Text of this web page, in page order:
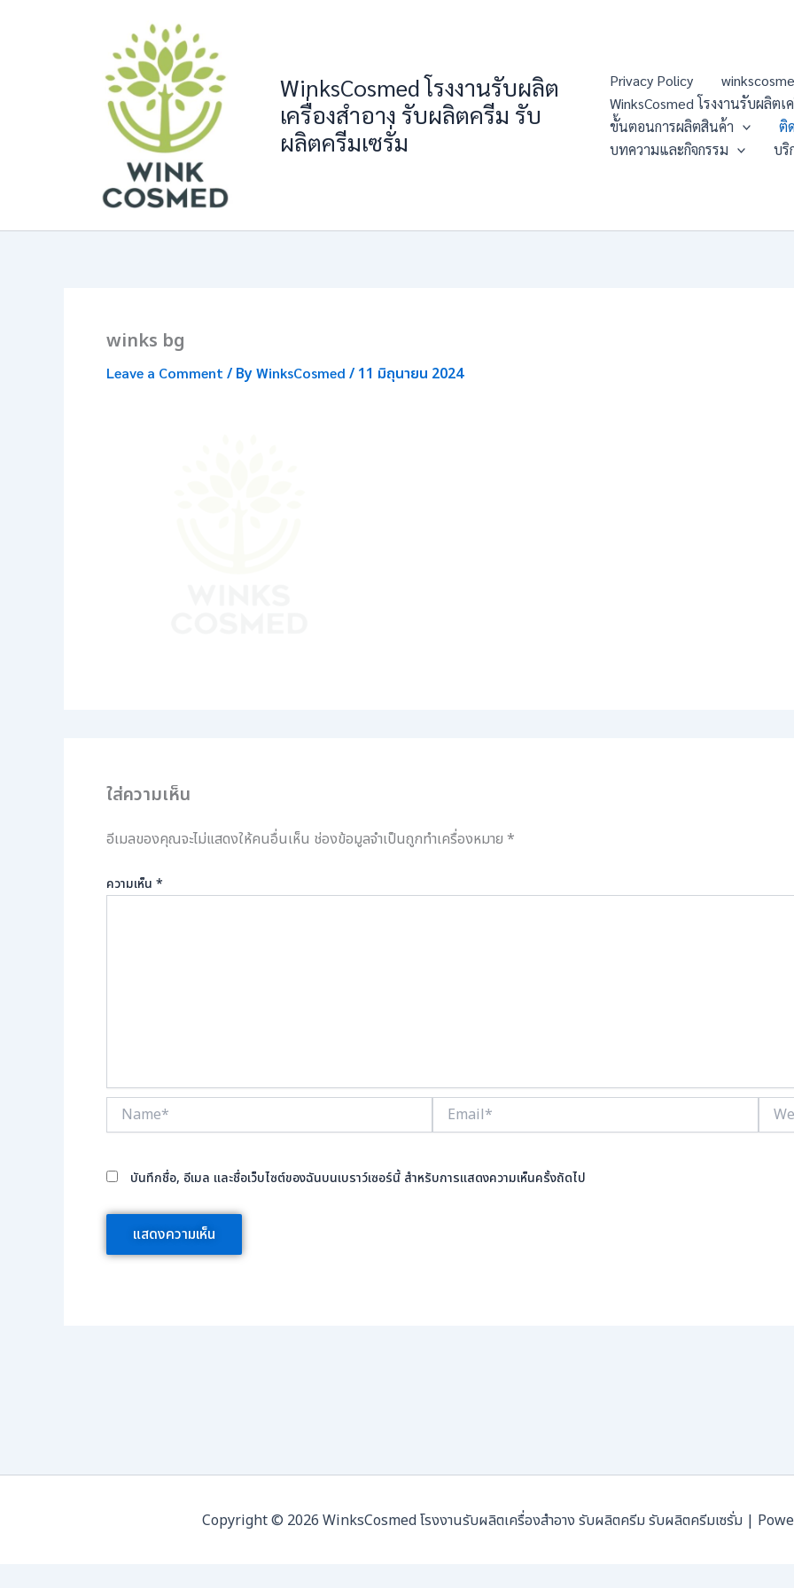
WinksCosmed โรงงานรับผลิต
เครื่องสำอาง รับผลิตครีม รับ
ผลิตครีมเซรั่ม
Privacy Policy
WinksCosmed โรงงานรับผลิต
ขั้นตอนการผลิตสินค้า
ติ
บทความและกิจกรรม
บริ
winks bg
Leave a Comment / ByWinksCosmed / 11 มิถุนายน 2024
ใส่ความเห็น
อีเมลของคุณจะไม่แสดงให้คนอื่นเห็น ช่องข้อมูลจำเป็นถูกทำเครื่องหมาย *
ความเห็น *
Name* Email*
บันทึกชื่อ, อีเมล และชื่อเว็บไซต์ของฉันบนเบราว์เซอร์นี้ สำหรับการแสดงความเห็นครั้งถัดไป
Copyright © 2026 WinksCosmed โรงงานรับผลิตเครื่องสำอาง รับผลิตครีม รับผลิตครีมเซรั่ม |